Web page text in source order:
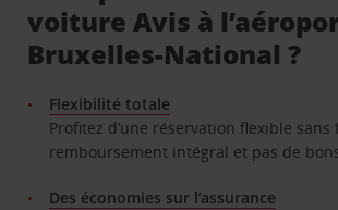
voiture Avis à
Bruxelles-National ?
Flexibilité totale
Profitez d’une réservation flexible sans
remboursement intégral et pas de bons
Des économies sur l’assurance